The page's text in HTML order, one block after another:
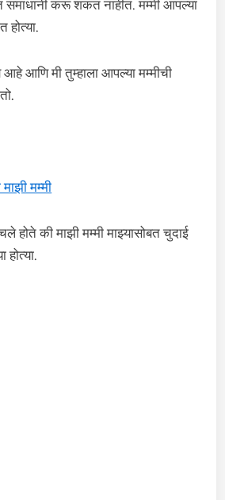
समाधानी करू शकत नाहीत. मम्मी आपल्या
होत्या.
आणि मी तुम्हाला आपल्या मम्मीची
मम्मी
होते की माझी मम्मी माझ्यासोबत चुदाई
होत्या.